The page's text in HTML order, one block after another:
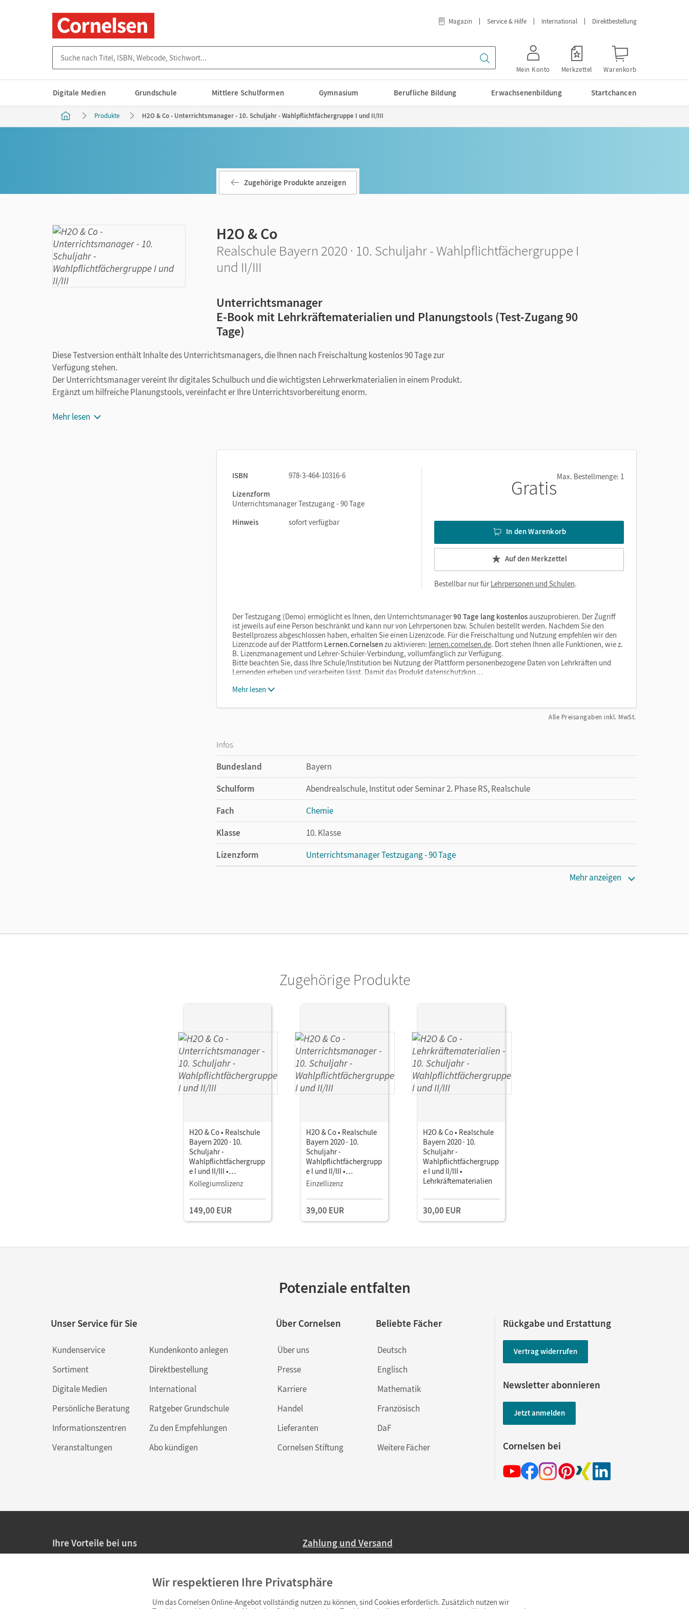
Magazin Service & Hilfe International Direktbestellung
Mein Konto Merkzettel Warenkorb
Digitale Medien Grundschule Mittlere Schulformen Gymnasium Berufliche Bildung Erwachsenenbildung Startchancen
Produkte H2O & Co - Unterrichtsmanager - 10. Schuljahr - Wahlpflichtfächergruppe I und II/III
Zugehörige Produkte anzeigen
H2O & Co
Realschule Bayern 2020 · 10. Schuljahr - Wahlpflichtfächergruppe I
und II/III
Unterrichtsmanager
E-Book mit Lehrkräftematerialien und Planungstools (Test-Zugang 90
Tage)
Diese Testversion enthält Inhalte des Unterrichtsmanagers, die Ihnen nach Freischaltung kostenlos 90 Tage zur
Verfügung stehen.
Der Unterrichtsmanager vereint Ihr digitales Schulbuch und die wichtigsten Lehrwerkmaterialien in einem Produkt.
Ergänzt um hilfreiche Planungstools, vereinfacht er Ihre Unterrichtsvorbereitung enorm.
Mehr lesen
ISBN
978-3-464-10316-6
Lizenzform
Unterrichtsmanager Testzugang - 90 Tage
Hinweis
sofort verfügbar
GratisMax. Bestellmenge: 1
In den Warenkorb
Auf den Merkzettel
Bestellbar nur fürLehrpersonen und Schulen.
Der Testzugang (Demo) ermöglicht es Ihnen, den Unterrichtsmanager90 Tage lang kostenlosauszuprobieren. Der Zugriff
ist jeweils auf eine Person beschränkt und kann nur von Lehrpersonen bzw. Schulen bestellt werden. Nachdem Sie den
Bestellprozess abgeschlossen haben, erhalten Sie einen Lizenzcode. Für die Freischaltung und Nutzung empfehlen wir den
Lizenzcode auf der Plattform Lernen.Cornelsenzu aktivieren: lernen.cornelsen.de. Dort stehen Ihnen alle Funktionen, wie z.
B. Lizenzmanagement und Lehrer-Schüler-Verbindung, vollumfänglich zur Verfügung.
Bitte beachten Sie, dass Ihre Schule/Institution bei Nutzung der Plattform personenbezogene Daten von Lehrkräften und
Lernenden erheben und verarbeiten lässt. Damit das Produkt datenschutzkon…
Mehr lesen
Alle Preisangaben inkl. MwSt.
Infos
Bundesland
Bayern
Schulform
Abendrealschule, Institut oder Seminar 2. Phase RS, Realschule
Fach
Chemie
Klasse
10. Klasse
Lizenzform
Unterrichtsmanager Testzugang - 90 Tage
Mehr anzeigen
Zugehörige Produkte
H2O & Co • Realschule
Bayern 2020 · 10.
Schuljahr -
Wahlpflichtfächergrupp
e I und II/III •
Unterrichtsmanager E-
Book mit
Lehrkräftematerialien
und Planungstools
Kollegiumslizenz
149,00 EUR
H2O & Co • Realschule
Bayern 2020 · 10.
Schuljahr -
Wahlpflichtfächergrupp
e I und II/III •
Unterrichtsmanager E-
Lehrkräftematerialien
und Planungstools
Einzellizenz
39,00 EUR
H2O & Co • Realschule
Bayern 2020 · 10.
Schuljahr -
Wahlpflichtfächergrupp
e I und II/III •
Lehrkräftematerialien
30,00 EUR
Potenziale entfalten
Unser Service für Sie
Kundenservice
Sortiment
Digitale Medien
Persönliche Beratung
Informationszentren
Veranstaltungen
Kundenkonto anlegen
Direktbestellung
International
Ratgeber Grundschule
Zu den Empfehlungen
Abo kündigen
Über Cornelsen
Über uns
Presse
Karriere
Handel
Lieferanten
Cornelsen Stiftung
Beliebte Fächer
Deutsch
Englisch
Mathematik
Französisch
DaF
Weitere Fächer
Rückgabe und Erstattung
Vertrag widerrufen
Newsletter abonnieren
Jetzt anmelden
Cornelsen bei
Ihre Vorteile bei uns
Persönliche Angebote für Lehrkräfte
Zahlung und Versand
Ab 59,– EUR Bestellwert liefern wir versandkostenfrei innerhalb Deutschlands
(Lieferung in 3–6 Tagen).
Wir respektieren Ihre Privatsphäre
Um das Cornelsen Online-Angebot vollständig nutzen zu können, sind Cookies erforderlich. Zusätzlich nutzen wir